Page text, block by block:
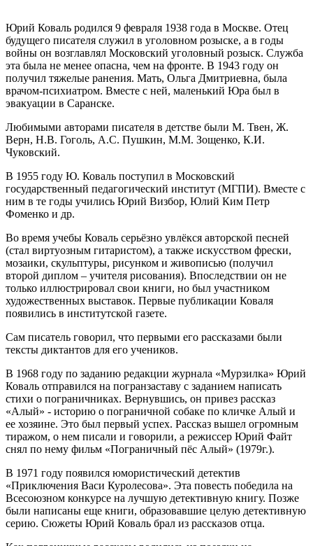
Юрий Коваль родился 9 февраля 1938 года в Москве. Отец
будущего писателя служил в уголовном розыске, а в годы
войны он возглавлял Московский уголовный розыск. Служба
эта была не менее опасна, чем на фронте. В 1943 году он
получил тяжелые ранения. Мать, Ольга Дмитриевна, была
врачом-психиатром. Вместе с ней, маленький Юра был в
эвакуации в Саранске.
Любимыми авторами писателя в детстве были М. Твен, Ж.
Верн, Н.В. Гоголь, А.С. Пушкин, М.М. Зощенко, К.И.
Чуковский.
В 1955 году Ю. Коваль поступил в Московский
государственный педагогический институт (МГПИ). Вместе с
ним в те годы учились Юрий Визбор, Юлий Ким Петр
Фоменко и др.
Во время учебы Коваль серьёзно увлёкся авторской песней
(стал виртуозным гитаристом), а также искусством фрески,
мозаики, скульптуры, рисунком и живописью (получил
второй диплом – учителя рисования). Впоследствии он не
только иллюстрировал свои книги, но был участником
художественных выставок. Первые публикации Коваля
появились в институтской газете.
Сам писатель говорил, что первыми его рассказами были
тексты диктантов для его учеников.
В 1968 году по заданию редакции журнала «Мурзилка» Юрий
Коваль отправился на погранзаставу с заданием написать
стихи о пограничниках. Вернувшись, он привез рассказ
«Алый» - историю о пограничной собаке по кличке Алый и
ее хозяине. Это был первый успех. Рассказ вышел огромным
тиражом, о нем писали и говорили, а режиссер Юрий Файт
снял по нему фильм «Пограничный пёс Алый» (1979г.).
В 1971 году появился юмористический детектив
«Приключения Васи Куролесова». Эта повесть победила на
Всесоюзном конкурсе на лучшую детективную книгу. Позже
были написаны еще книги, образовавшие целую детективную
серию. Сюжеты Юрий Коваль брал из рассказов отца.